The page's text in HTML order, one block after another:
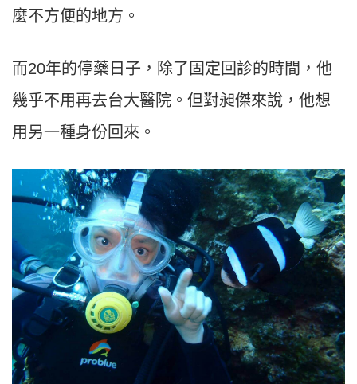
麼不方便的地方。
而20年的停藥日子，除了固定回診的時間，他
幾乎不用再去台大醫院。但對昶傑來說，他想
用另一種身份回來。